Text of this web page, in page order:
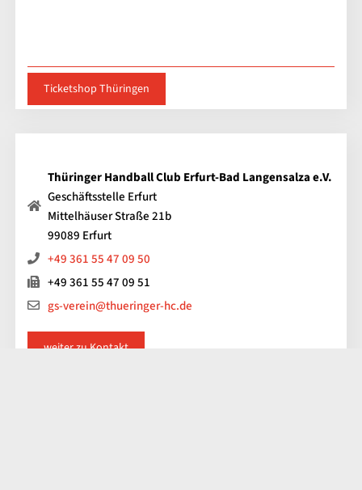
Ticketshop Thüringen
Thüringer Handball Club Erfurt-Bad Langensalza e.V.
Geschäftsstelle Erfurt
Mittelhäuser Straße 21b
99089 Erfurt
+49 361 55 47 09 50
+49 361 55 47 09 51
gs-verein@thueringer-hc.de
weiter zu Kontakt